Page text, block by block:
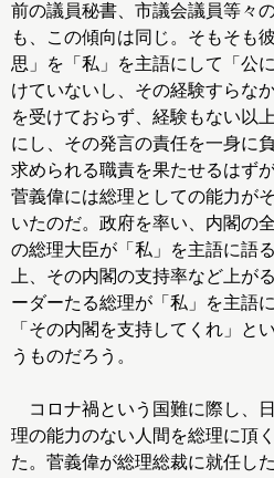
前の議員秘書、市議会議員等々
も、この傾向は同じ。そもそも
思」を「私」を主語にして「公
けていないし、その経験すらな
を受けておらず、経験もない以
にし、その発言の責任を一身に
求められる職責を果たせるはず
菅義偉には総理としての能力が
いたのだ。政府を率い、内閣の
の総理大臣が「私」を主語に語
上、その内閣の支持率など上が
ーダーたる総理が「私」を主語
「その内閣を支持してくれ」と
うものだろう。
コロナ禍という国難に際し、
理の能力のない人間を総理に頂
た。菅義偉が総理総裁に就任し